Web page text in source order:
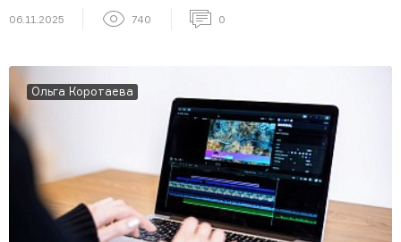
06.11.2025 740 0
Ольга Коротаева